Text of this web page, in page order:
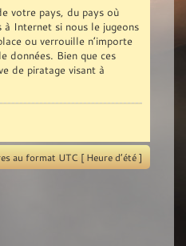
votre pays, du pays où
à Internet si nous le jugeons
ou verrouille n’importe
données. Bien que ces
de piratage visant à
au format UTC [ Heure d’été ]